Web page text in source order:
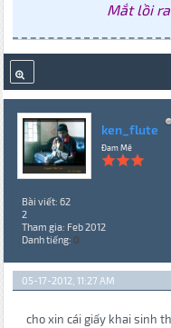
Mắt lồi
ken_flute
Đam Mê
Bài viết: 62
2
Tham gia: Feb 2012
Danh tiếng: 0
05-17-2012, 11:27 AM
cho xin cái giấy khai sinh